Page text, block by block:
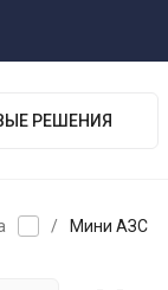
РЕШЕНИЯ
/ Мини АЗС